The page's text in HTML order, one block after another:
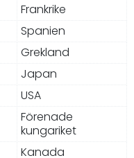
Frankrike
Spanien
Grekland
Japan
USA
Förenade
kungariket
Kanada